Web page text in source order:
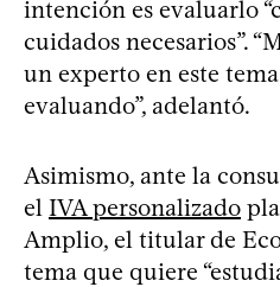
intención es evaluarlo
cuidados necesarios”.
un experto en este
evaluando”, adelantó.
Asimismo, ante la
el IVA personalizado
Amplio, el titular de
tema que quiere